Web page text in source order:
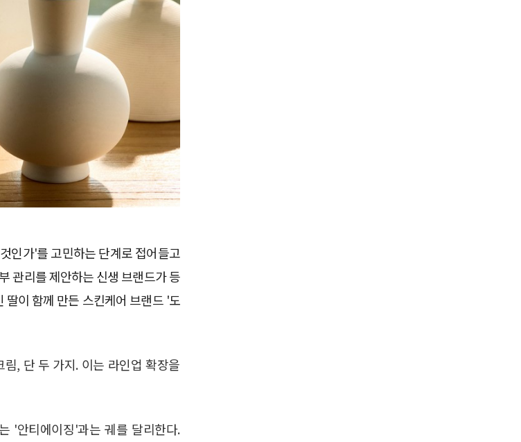
인가'를 고민하는 단계로 접어들고
관리를 제안하는 신생 브랜드가 등
딸이 함께 만든 스킨케어 브랜드 '도
, 단 두 가지. 이는 라인업 확장을
'안티에이징'과는 궤를 달리한다.